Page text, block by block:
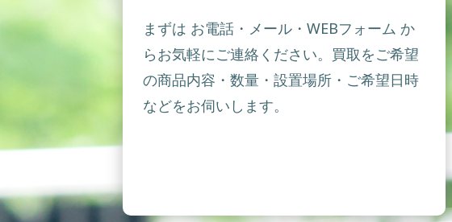
まずは お電話・メール・WEBフォーム か
らお気軽にご連絡ください。買取をご希望
の商品内容・数量・設置場所・ご希望日時
などをお伺いします。